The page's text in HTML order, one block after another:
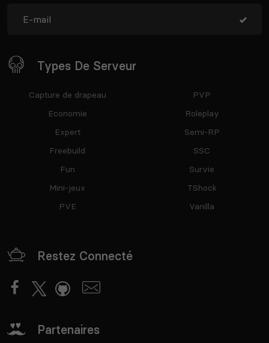
Types De Serveur
Capture de drapeau
Economie
Expert
Freebuild
Fun
Mini-jeux
PVE
PVP
Roleplay
Semi-RP
SSC
Survie
TShock
Vanilla
Restez Connecté
Partenaires